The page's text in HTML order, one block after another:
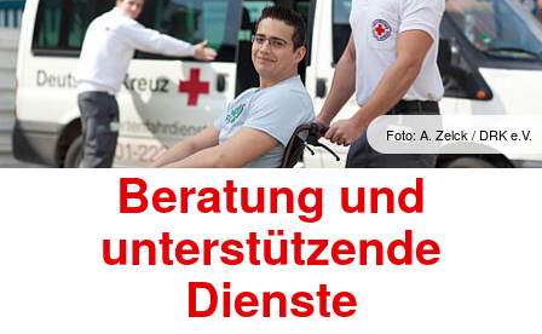
Foto: A. Zelck / DRK e.V.
Beratung und
unterstützende
Dienste